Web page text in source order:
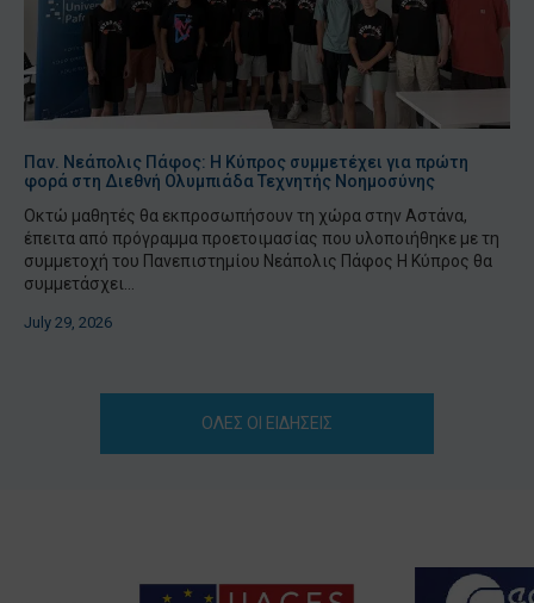
Παν. Νεάπολις Πάφος: Η Κύπρος συμμετέχει για πρώτη
φορά στη Διεθνή Ολυμπιάδα Τεχνητής Νοημοσύνης
Οκτώ μαθητές θα εκπροσωπήσουν τη χώρα στην Αστάνα,
έπειτα από πρόγραμμα προετοιμασίας που υλοποιήθηκε με τη
συμμετοχή του Πανεπιστημίου Νεάπολις Πάφος Η Κύπρος θα
συμμετάσχει...
July 29, 2026
ΟΛΕΣ ΟΙ ΕΙΔΗΣΕΙΣ